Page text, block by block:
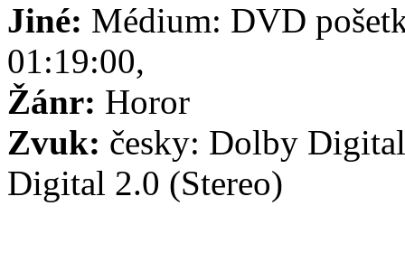
Jiné: Médium: DVD
01:19:00,
Žánr: Horor
Zvuk: česky: Dolby
Digital 2.0 (Stereo)